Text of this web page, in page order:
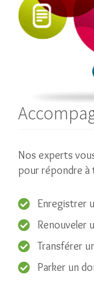
Nos experts
pour répondre à
Enregistrer
Renouveler
Transférer
Parker un